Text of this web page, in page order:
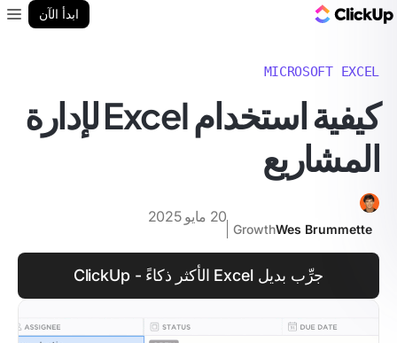
ابدأ الآن
MICROSOFT EXCEL
كيفية استخدام Excel لإدارة
المشاريع
Wes Brummette
Growth
20 مايو 2025
جرِّب بديل Excel الأكثر ذكاءً - ClickUp